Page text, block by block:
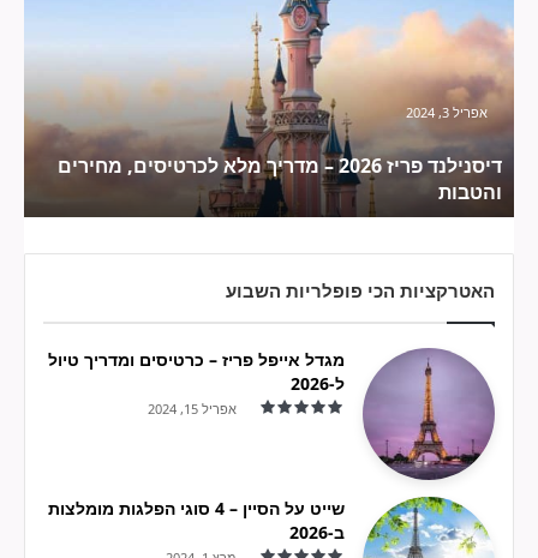
2026
–
מדריך
מלא
לכרטיסים,
מחירים
והטבות
אפריל 3, 2024
דיסנילנד פריז 2026 – מדריך מלא לכרטיסים, מחירים
והטבות
האטרקציות הכי פופלריות השבוע
מגדל אייפל פריז – כרטיסים ומדריך טיול
ל-2026
אפריל 15, 2024
שייט על הסיין – 4 סוגי הפלגות מומלצות
ב-2026